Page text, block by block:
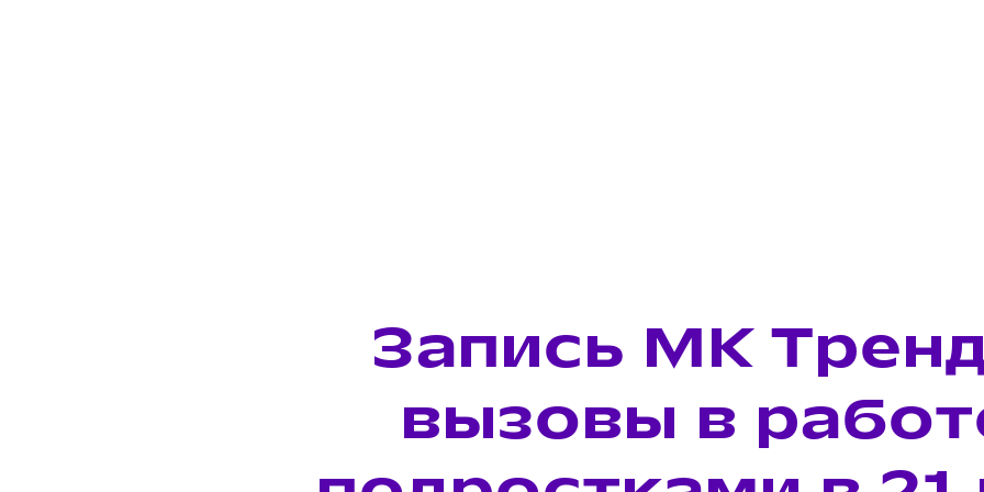
Запись МК
вызовы в